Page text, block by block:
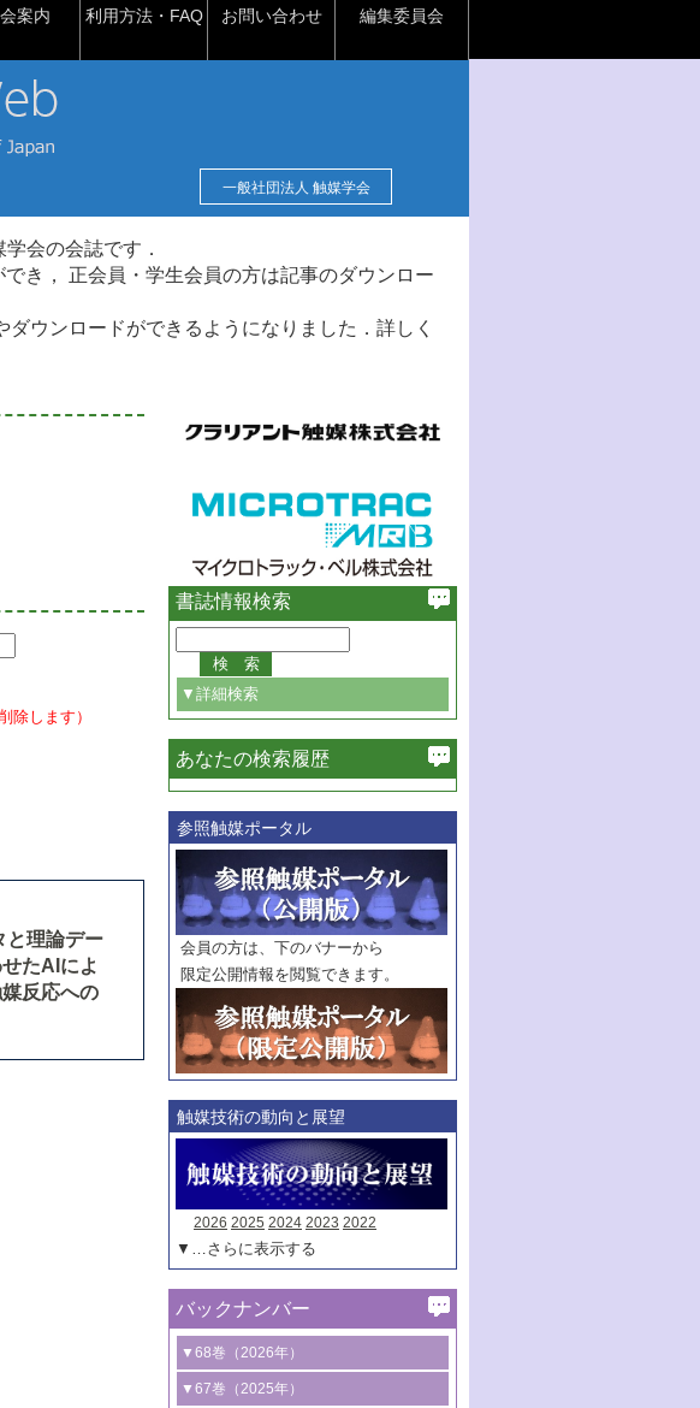
案内 利用方法・FAQ お問い合わせ 編集委員会
一般社団法人 触媒学会
会の会誌です．
き， 正会員・学生会員の方は記事のダウンロー
ウンロードができるようになりました．詳しく
除します）
と理論デー
たAIによ
反応への
書誌情報検索
▼詳細検索
必ず含む
巻・号指定
巻
号
範囲指定
巻
号～
巻
号
触媒年鑑
年度
記事種別
マーク：
マークあり
あなたの検索履歴
参照触媒ポータル
会員の方は、下のバナーから
限定公開情報を閲覧できます。
触媒技術の動向と展望
2026 2025 2024 2023 2022
▼…さらに表示する
バックナンバー
▼68巻（2026年）
1号 過酸化水素合成に関する研究動向
▼67巻（2025年）